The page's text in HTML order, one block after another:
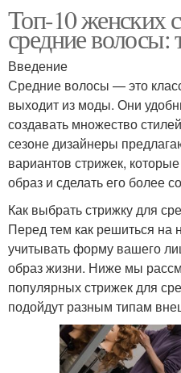
Топ-10 женских
средние волосы:
Введение
Средние волосы — это
выходит из моды. Они
создавать множество
сезоне дизайнеры
вариантов стрижек,
образ и сделать его более
Как выбрать стрижку для
Перед тем как решиться на
учитывать форму вашего
образ жизни. Ниже мы
популярных стрижек для
подойдут разным типам